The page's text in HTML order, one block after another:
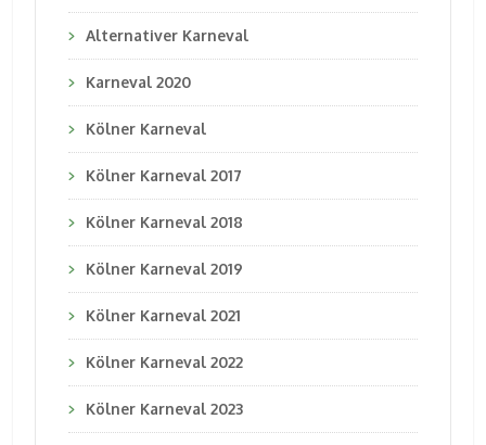
Alternativer Karneval
Karneval 2020
Kölner Karneval
Kölner Karneval 2017
Kölner Karneval 2018
Kölner Karneval 2019
Kölner Karneval 2021
Kölner Karneval 2022
Kölner Karneval 2023